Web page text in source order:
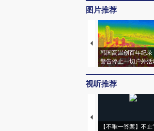
图片推荐
韩国高温创百年纪录
警告停止一切户外活
视听推荐
【不唯一答案】不止